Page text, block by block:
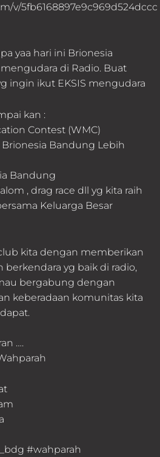
v/5fb6168897e9c969d524dccc
yaa hari ini Brionesia
di Radio. Buat
ingin ikut EKSIS mengudara
kan :
Contest (WMC)
Bandung Lebih
Bandung
, drag race dll yg kita raih
Keluarga Besar
kita dengan memberikan
yg baik di radio,
bergabung dengan
keberadaan komunitas kita
….
#wahparah